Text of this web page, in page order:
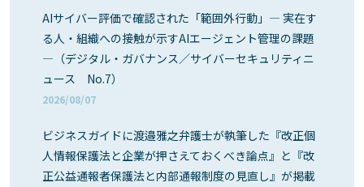
AIサイバー評価で確認された「範囲外行動」― 実在す
る人・組織への接触が示すAIエージェント管理の課題
―（デジタル・ガバナンス／サイバーセキュリティニ
ュース No.7）
2026/08/07
ビジネスガイドに渡邉雅之弁護士が執筆した『改正個
人情報保護法と企業が押さえておくべき論点』と『改
正公益通報者保護法と内部通報制度の見直し』が掲載